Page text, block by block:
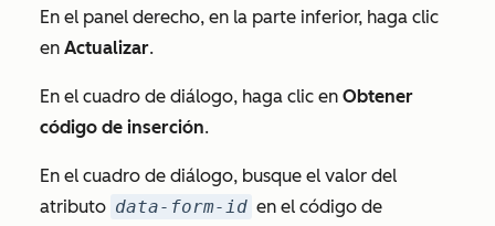
En el panel derecho, en la parte inferior, haga clic
en Actualizar.
En el cuadro de diálogo, haga clic en Obtener
código de inserción.
En el cuadro de diálogo, busque el valor del
atributo data-form-id en el código de